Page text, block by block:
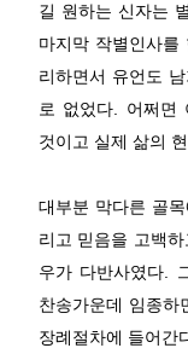
길 원하는 신자는
마지막 작별인사를
리하면서 유언도
로 없었다. 어쩌면
것이고 실제 삶의
대부분 막다른 골
리고 믿음을 고백
우가 다반사였다.
찬송가운데 임종하
장례절차에 들어간